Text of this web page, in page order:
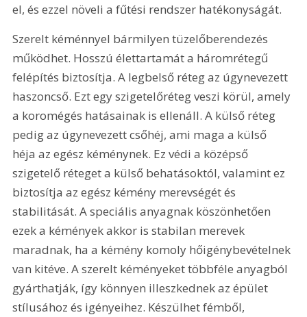
el, és ezzel növeli a fűtési rendszer hatékonyságát.
Szerelt kéménnyel bármilyen tüzelőberendezés
működhet. Hosszú élettartamát a háromrétegű
felépítés biztosítja. A legbelső réteg az úgynevezett
haszoncső. Ezt egy szigetelőréteg veszi körül, amely
a koromégés hatásainak is ellenáll. A külső réteg
pedig az úgynevezett csőhéj, ami maga a külső
héja az egész kéménynek. Ez védi a középső
szigetelő réteget a külső behatásoktól, valamint ez
biztosítja az egész kémény merevségét és
stabilitását. A speciális anyagnak köszönhetően
ezek a kémények akkor is stabilan merevek
maradnak, ha a kémény komoly hőigénybevételnek
van kitéve. A szerelt kéményeket többféle anyagból
gyárthatják, így könnyen illeszkednek az épület
stílusához és igényeihez. Készülhet fémből,